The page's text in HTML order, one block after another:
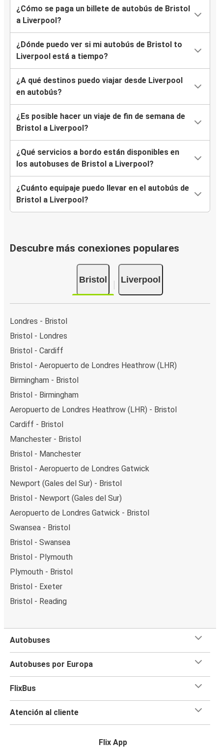
¿Cómo se paga un billete de autobús de Bristol
a Liverpool?
¿Dónde puedo ver si mi autobús de Bristol to
Liverpool está a tiempo?
¿A qué destinos puedo viajar desde Liverpool
en autobús?
¿Es posible hacer un viaje de fin de semana de
Bristol a Liverpool?
¿Qué servicios a bordo están disponibles en
los autobuses de Bristol a Liverpool?
¿Cuánto equipaje puedo llevar en el autobús de
Bristol a Liverpool?
Descubre más conexiones populares
Bristol Liverpool
Londres - Bristol
Bristol - Londres
Bristol - Cardiff
Bristol - Aeropuerto de Londres Heathrow (LHR)
Birmingham - Bristol
Bristol - Birmingham
Aeropuerto de Londres Heathrow (LHR) - Bristol
Cardiff - Bristol
Manchester - Bristol
Bristol - Manchester
Bristol - Aeropuerto de Londres Gatwick
Newport (Gales del Sur) - Bristol
Bristol - Newport (Gales del Sur)
Aeropuerto de Londres Gatwick - Bristol
Swansea - Bristol
Bristol - Swansea
Bristol - Plymouth
Plymouth - Bristol
Bristol - Exeter
Bristol - Reading
Autobuses
Autobuses por Europa
FlixBus
Atención al cliente
Flix App